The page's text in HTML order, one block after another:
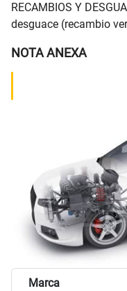
RECAMBIOS Y
desguace (recambio
NOTA ANEXA
Marca